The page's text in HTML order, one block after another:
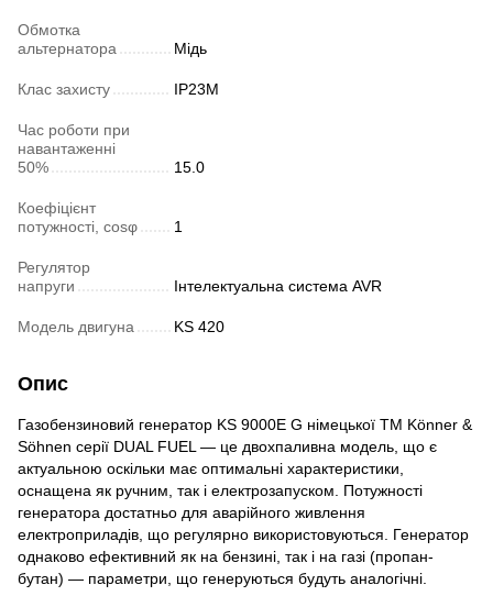
Обмотка
альтернатора
Мідь
Клас захисту IP23M
Час роботи при
навантаженні
50%
15.0
Коефіцієнт
потужності, cosφ
1
Регулятор
напруги
Інтелектуальна система AVR
Модель двигуна KS 420
Опис
Газобензиновий генератор KS 9000E G німецької ТМ Könner &
Söhnen серії DUAL FUEL — це двохпаливна модель, що є
актуальною оскільки має оптимальні характеристики,
оснащена як ручним, так і електрозапуском. Потужності
генератора достатньо для аварійного живлення
електроприладів, що регулярно використовуються. Генератор
однаково ефективний як на бензині, так і на газі (пропан-
бутан) — параметри, що генеруються будуть аналогічні.